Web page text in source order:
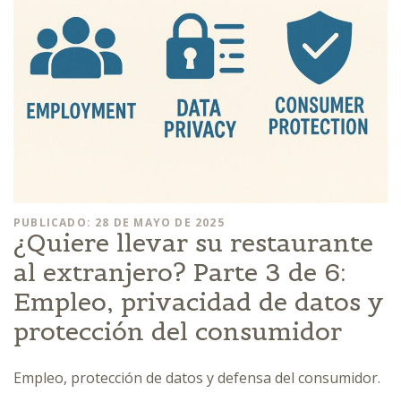
PUBLICADO: 28 DE MAYO DE 2025
¿Quiere llevar su restaurante
al extranjero? Parte 3 de 6:
Empleo, privacidad de datos y
protección del consumidor
Empleo, protección de datos y defensa del consumidor.